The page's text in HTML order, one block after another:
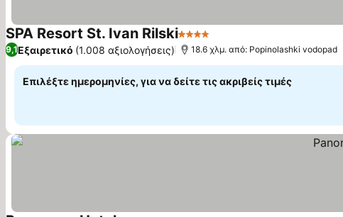
SPA Resort St. Ivan Rilski4 Αστέρια
9,1Εξαιρετικό (1.008 αξιολογήσεις) 18.6 χλμ. από: Popinolashki vodopad
Επιλέξτε ημερομηνίες, για να δείτε τις ακριβείς τιμές